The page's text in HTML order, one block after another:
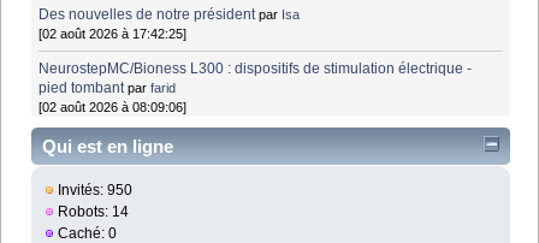
Des nouvelles de notre président par Isa
[02 août 2026 à 17:42:25]
NeurostepMC/Bioness L300 : dispositifs de stimulation électrique -
pied tombant parfarid
[02 août 2026 à 08:09:06]
Qui est en ligne
Invités: 950
Robots: 14
Caché: 0